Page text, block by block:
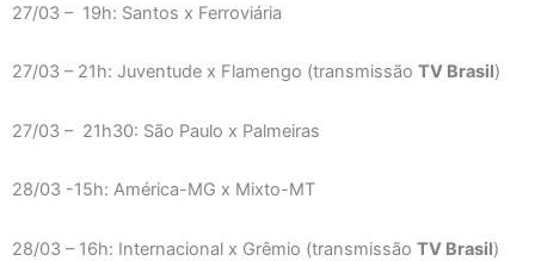
27/03 – 19h: Santos x Ferroviária
27/03 – 21h: Juventude x Flamengo (transmissão TV Brasil)
27/03 – 21h30: São Paulo x Palmeiras
28/03 -15h: América-MG x Mixto-MT
28/03 – 16h: Internacional x Grêmio (transmissão TV Brasil)